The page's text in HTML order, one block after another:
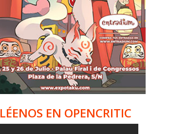
LÉENOS EN OPENCRITIC